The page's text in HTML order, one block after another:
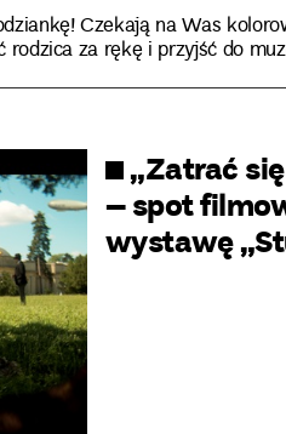
Czekają na Was
za rękę i przyjść do
„Zatrać
– spot
wystawę